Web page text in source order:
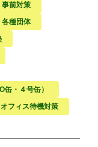
事前対策
各種団体
缶・４号缶）
オフィス待機対策